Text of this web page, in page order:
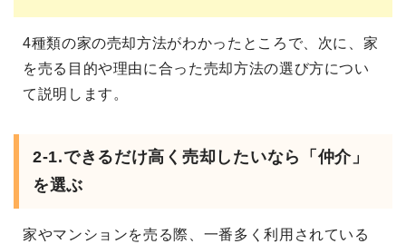
4種類の家の売却方法がわかったところで、次に、家
を売る目的や理由に合った売却方法の選び方につい
て説明します。
2-1.できるだけ高く売却したいなら「仲介」
を選ぶ
家やマンションを売る際、一番多く利用されている